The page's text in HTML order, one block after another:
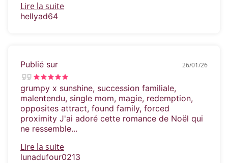
Lire la suite
hellyad64
Publié sur 26/01/26
grumpy x sunshine, succession familiale,
malentendu, single mom, magie, redemption,
opposites attract, found family, forced
proximity J'ai adoré cette romance de Noël qui
ne ressemble...
Lire la suite
lunadufour0213